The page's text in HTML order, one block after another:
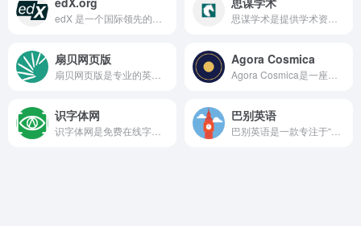
扇贝网页版 Agora Cosmica
识字体网 巴别英语